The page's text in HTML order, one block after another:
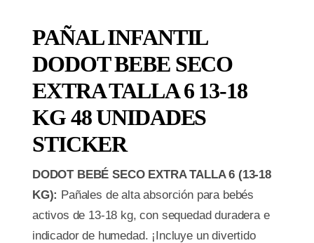
PAÑAL INFANTIL
DODOT BEBE SECO
EXTRA TALLA 6 13-18
KG 48 UNIDADES
STICKER
DODOT BEBÉ SECO EXTRA TALLA 6 (13-18
KG): Pañales de alta absorción para bebés
activos de 13-18 kg, con sequedad duradera e
indicador de humedad. ¡Incluye un divertido